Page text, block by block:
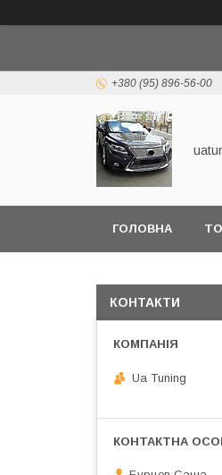
+380 (95) 896-56-00
ГОЛОВНА
КОНТАКТИ
Ua Tuning